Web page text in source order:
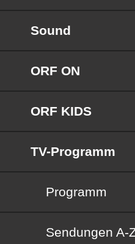
Sound
ORF ON
ORF KIDS
TV-Programm
Programm
Sendungen
Sendungen A-